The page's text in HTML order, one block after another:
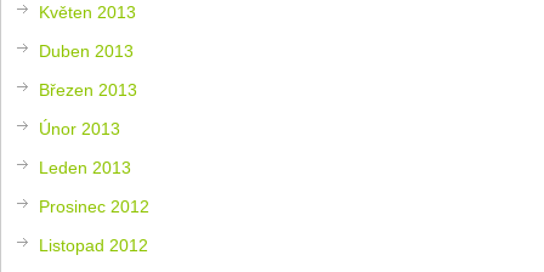
Květen 2013
Duben 2013
Březen 2013
Únor 2013
Leden 2013
Prosinec 2012
Listopad 2012